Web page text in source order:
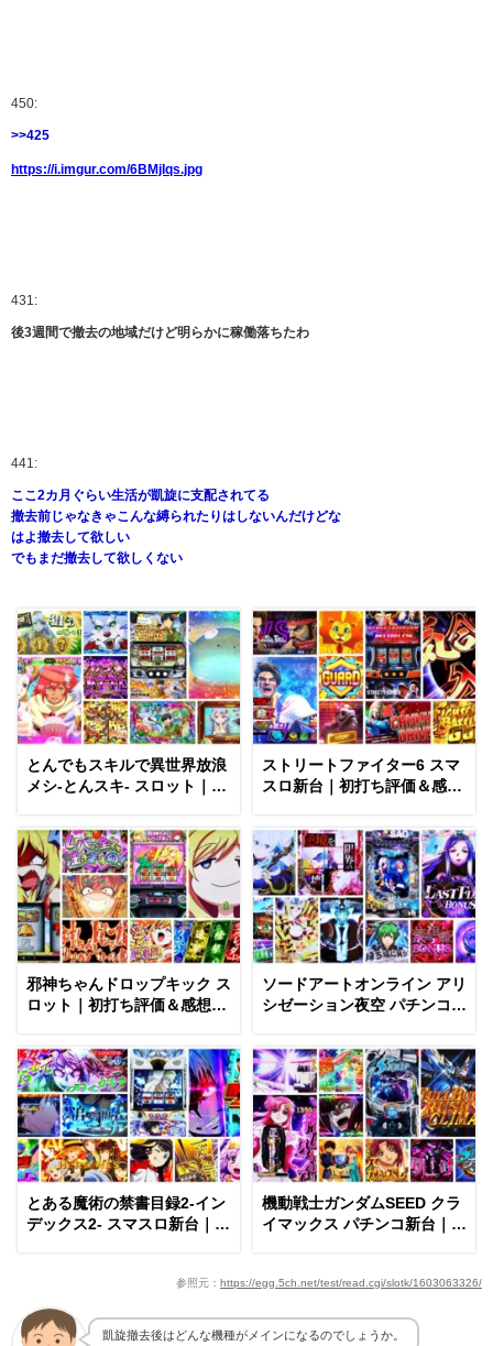
450:
>>425
https://i.imgur.com/6BMjIqs.jpg
431:
後3週間で撤去の地域だけど明らかに稼働落ちたわ
441:
ここ2カ月ぐらい生活が凱旋に支配されてる
撤去前じゃなきゃこんな縛られたりはしないんだけどな
はよ撤去して欲しい
でもまだ撤去して欲しくない
とんでもスキルで異世界放浪
メシ-とんスキ- スロット｜初
まとめ
ストリートファイター6 スマ
スロ新台｜初打ち評価＆感
邪神ちゃんドロップキック ス
ロット｜初打ち評価＆感想、
ソードアートオンライン アリ
シゼーション夜空 パチンコ新
Twitter報告まとめ
とある魔術の禁書目録2-イン
デックス2- スマスロ新台｜初
機動戦士ガンダムSEED クラ
イマックス パチンコ新台｜初
参照元： https://egg.5ch.net/test/read.cgi/slotk/1603063326/
凱旋撤去後はどんな機種がメインになるのでしょうか。